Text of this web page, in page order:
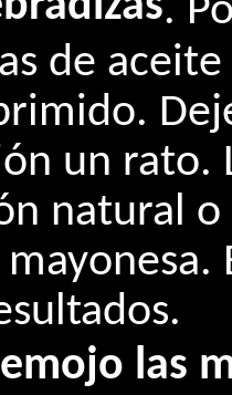
.
de
un rato.
natural
las